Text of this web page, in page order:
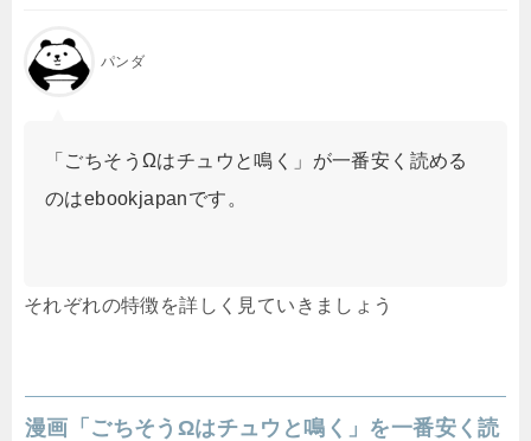
パンダ
「ごちそうΩはチュウと鳴く」が一番安く読める
のはebookjapanです。
それぞれの特徴を詳しく見ていきましょう
漫画「ごちそうΩはチュウと鳴く」を一番安く読